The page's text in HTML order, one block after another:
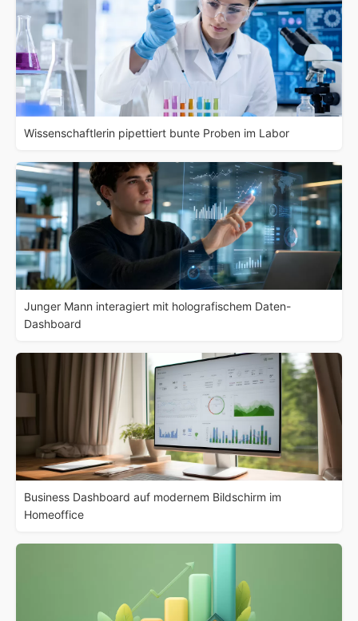
Wissenschaftlerin pipettiert bunte Proben im Labor
Junger Mann interagiert mit holografischem Daten-
Dashboard
Business Dashboard auf modernem Bildschirm im
Homeoffice